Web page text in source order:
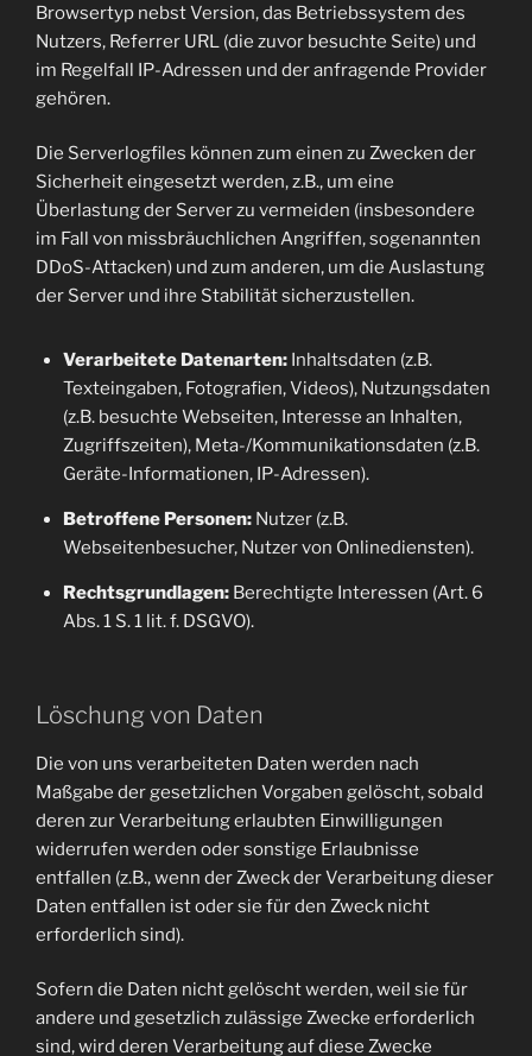
Browsertyp nebst Version, das Betriebssystem des
Nutzers, Referrer URL (die zuvor besuchte Seite) und
im Regelfall IP-Adressen und der anfragende Provider
gehören.
Die Serverlogfiles können zum einen zu Zwecken der
Sicherheit eingesetzt werden, z.B., um eine
Überlastung der Server zu vermeiden (insbesondere
im Fall von missbräuchlichen Angriffen, sogenannten
DDoS-Attacken) und zum anderen, um die Auslastung
der Server und ihre Stabilität sicherzustellen.
Verarbeitete Datenarten:Inhaltsdaten (z.B.
Texteingaben, Fotografien, Videos), Nutzungsdaten
(z.B. besuchte Webseiten, Interesse an Inhalten,
Zugriffszeiten), Meta-/Kommunikationsdaten (z.B.
Geräte-Informationen, IP-Adressen).
Betroffene Personen:Nutzer (z.B.
Webseitenbesucher, Nutzer von Onlinediensten).
Rechtsgrundlagen:Berechtigte Interessen (Art. 6
Abs. 1 S. 1 lit. f. DSGVO).
Löschung von Daten
Die von uns verarbeiteten Daten werden nach
Maßgabe der gesetzlichen Vorgaben gelöscht, sobald
deren zur Verarbeitung erlaubten Einwilligungen
widerrufen werden oder sonstige Erlaubnisse
entfallen (z.B., wenn der Zweck der Verarbeitung dieser
Daten entfallen ist oder sie für den Zweck nicht
erforderlich sind).
Sofern die Daten nicht gelöscht werden, weil sie für
andere und gesetzlich zulässige Zwecke erforderlich
sind, wird deren Verarbeitung auf diese Zwecke